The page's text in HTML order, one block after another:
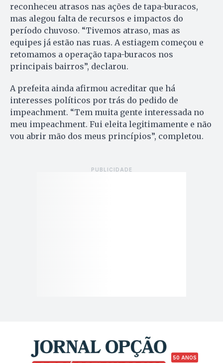
reconheceu atrasos nas ações de tapa-buracos,
mas alegou falta de recursos e impactos do
período chuvoso. “Tivemos atraso, mas as
equipes já estão nas ruas. A estiagem começou e
retomamos a operação tapa-buracos nos
principais bairros”, declarou.
A prefeita ainda afirmou acreditar que há
interesses políticos por trás do pedido de
impeachment. “Tem muita gente interessada no
meu impeachment. Fui eleita legitimamente e não
vou abrir mão dos meus princípios”, completou.
50 ANOS